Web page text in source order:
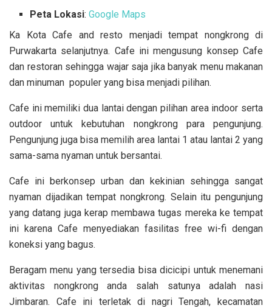
Peta Lokasi:Google Maps
Ka Kota Cafe and resto menjadi tempat nongkrong di
Purwakarta selanjutnya. Cafe ini mengusung konsep Cafe
dan restoran sehingga wajar saja jika banyak menu makanan
dan minuman populer yang bisa menjadi pilihan.
Cafe ini memiliki dua lantai dengan pilihan area indoor serta
outdoor untuk kebutuhan nongkrong para pengunjung.
Pengunjung juga bisa memilih area lantai 1 atau lantai 2 yang
sama-sama nyaman untuk bersantai.
Cafe ini berkonsep urban dan kekinian sehingga sangat
nyaman dijadikan tempat nongkrong. Selain itu pengunjung
yang datang juga kerap membawa tugas mereka ke tempat
ini karena Cafe menyediakan fasilitas free wi-fi dengan
koneksi yang bagus.
Beragam menu yang tersedia bisa dicicipi untuk menemani
aktivitas nongkrong anda salah satunya adalah nasi
Jimbaran. Cafe ini terletak di nagri Tengah, kecamatan